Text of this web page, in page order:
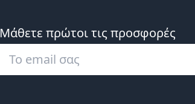
Μάθετε πρώτοι τις προσφορές